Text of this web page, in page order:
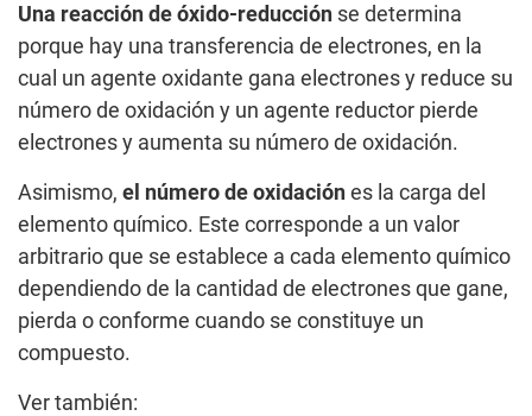
Una reacción de óxido-reducción se determina
porque hay una transferencia de electrones, en la
cual un agente oxidante gana electrones y reduce su
número de oxidación y un agente reductor pierde
electrones y aumenta su número de oxidación.
Asimismo, el número de oxidación es la carga del
elemento químico. Este corresponde a un valor
arbitrario que se establece a cada elemento químico
dependiendo de la cantidad de electrones que gane,
pierda o conforme cuando se constituye un
compuesto.
Ver también: